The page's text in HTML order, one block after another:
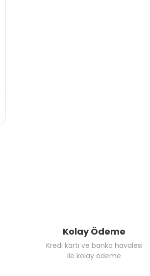
Kolay Ödeme
Kredi kartı ve banka havalesi
ile kolay ödeme